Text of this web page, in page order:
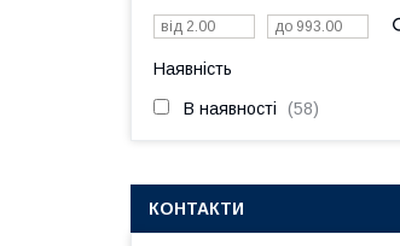
Наявність
В наявності 58
КОНТАКТИ